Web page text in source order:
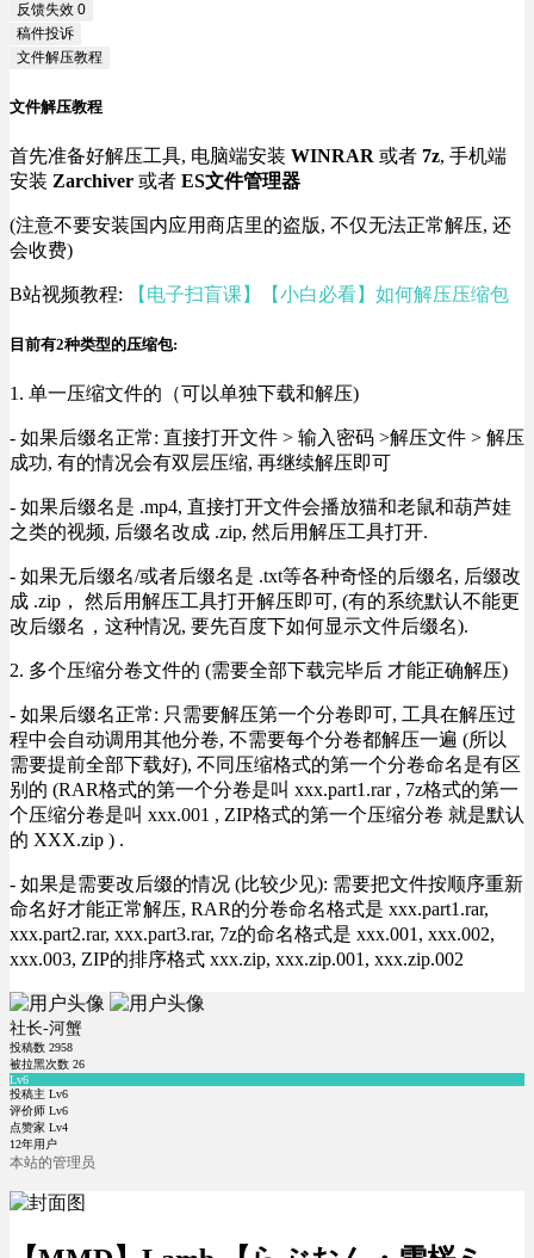
反馈失效 0
稿件投诉
文件解压教程
文件解压教程
首先准备好解压工具, 电脑端安装 WINRAR 或者 7z, 手机端
安装 Zarchiver 或者 ES文件管理器
(注意不要安装国内应用商店里的盗版, 不仅无法正常解压, 还
会收费)
B站视频教程: 【电子扫盲课】【小白必看】如何解压压缩包
目前有2种类型的压缩包:
1. 单一压缩文件的（可以单独下载和解压)
- 如果后缀名正常: 直接打开文件 > 输入密码 >解压文件 > 解压
成功, 有的情况会有双层压缩, 再继续解压即可
- 如果后缀名是 .mp4, 直接打开文件会播放猫和老鼠和葫芦娃
之类的视频, 后缀名改成 .zip, 然后用解压工具打开.
- 如果无后缀名/或者后缀名是 .txt等各种奇怪的后缀名, 后缀改
成 .zip， 然后用解压工具打开解压即可, (有的系统默认不能更
改后缀名，这种情况, 要先百度下如何显示文件后缀名).
2. 多个压缩分卷文件的 (需要全部下载完毕后 才能正确解压)
- 如果后缀名正常: 只需要解压第一个分卷即可, 工具在解压过
程中会自动调用其他分卷, 不需要每个分卷都解压一遍 (所以
需要提前全部下载好), 不同压缩格式的第一个分卷命名是有区
别的 (RAR格式的第一个分卷是叫 xxx.part1.rar , 7z格式的第一
个压缩分卷是叫 xxx.001 , ZIP格式的第一个压缩分卷 就是默认
的 XXX.zip ) .
- 如果是需要改后缀的情况 (比较少见): 需要把文件按顺序重新
命名好才能正常解压, RAR的分卷命名格式是 xxx.part1.rar,
xxx.part2.rar, xxx.part3.rar, 7z的命名格式是 xxx.001, xxx.002,
xxx.003, ZIP的排序格式 xxx.zip, xxx.zip.001, xxx.zip.002
社长-河蟹
投稿数 2958
被拉黑次数 26
Lv6
投稿主 Lv6
评价师 Lv6
点赞家 Lv4
12年用户
本站的管理员